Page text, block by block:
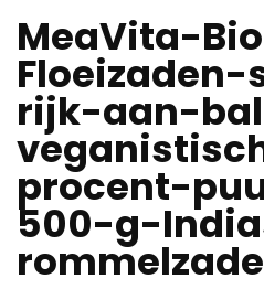
MeaVita-
rijk-aan-
procent-
500-g-